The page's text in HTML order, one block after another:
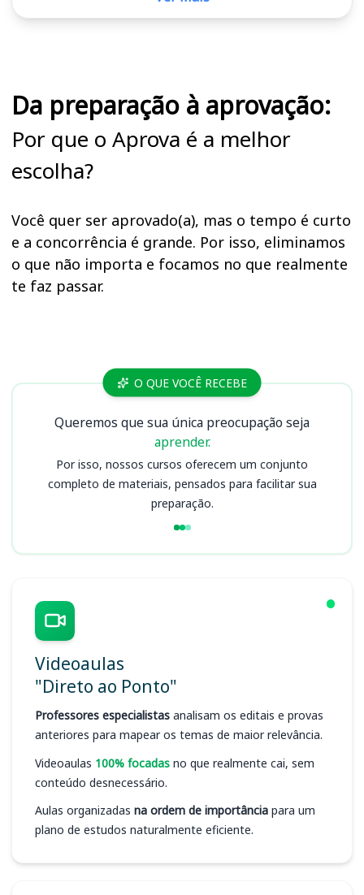
Da preparação à aprovação:
Por que o Aprova é a melhor
escolha?
Você quer ser aprovado(a), mas o tempo é curto
e a concorrência é grande. Por isso, eliminamos
o que não importa e focamos no que realmente
te faz passar.
Cursos Apex-Brasil
O QUE VOCÊ RECEBE
Queremos que sua única preocupação seja
aprender.
Por isso, nossos cursos oferecem um conjunto
completo de materiais, pensados para facilitar sua
preparação.
Videoaulas
"Direto ao Ponto"
Professores especialistas analisam os editais e provas
anteriores para mapear os temas de maior relevância.
Videoaulas 100% focadas no que realmente cai, sem
conteúdo desnecessário.
Aulas organizadas na ordem de importância para um
plano de estudos naturalmente eficiente.